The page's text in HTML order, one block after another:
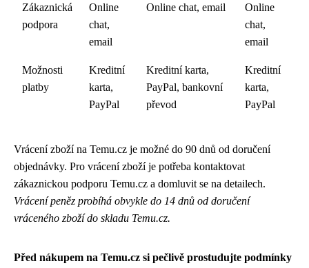
Zákaznická
podpora
Online
chat,
email
Online chat, email
Online
chat,
email
Možnosti
platby
Kreditní
karta,
PayPal
Kreditní karta,
PayPal, bankovní
převod
Kreditní
karta,
PayPal
Vrácení zboží na Temu.cz je možné do 90 dnů od doručení
objednávky. Pro vrácení zboží je potřeba kontaktovat
zákaznickou podporu Temu.cz a domluvit se na detailech.
Vrácení peněz probíhá obvykle do 14 dnů od doručení
vráceného zboží do skladu Temu.cz.
Před nákupem na Temu.cz si pečlivě prostudujte podmínky